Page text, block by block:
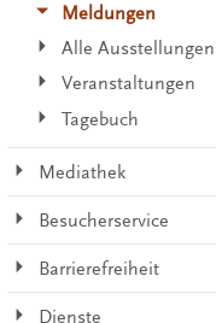
Meldungen
Alle Ausstellungen
Veranstaltungen
Tagebuch
Mediathek
Besucherservice
Barrierefreiheit
Dienste